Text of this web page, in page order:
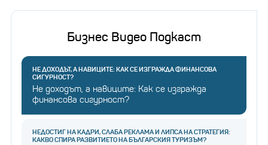
Бизнес Видео Подкаст
НЕ ДОХОДЪТ, А НАВИЦИТЕ: КАК СЕ ИЗГРАЖДА ФИНАНСОВА
СИГУРНОСТ?
Не доходът, а навиците: Как се изгражда
финансова сигурност?
НЕДОСТИГ НА КАДРИ, СЛАБА РЕКЛАМА И ЛИПСА НА СТРАТЕГИЯ:
КАКВО СПИРА РАЗВИТИЕТО НА БЪЛГАРСКИЯ ТУРИЗЪМ?